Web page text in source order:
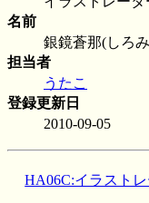
名前
銀鏡蒼那(しろ
担当者
うたこ
登録更新日
2010-09-05
HA06C:イラスト